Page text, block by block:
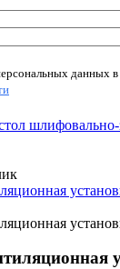
данных в
шлифовально-